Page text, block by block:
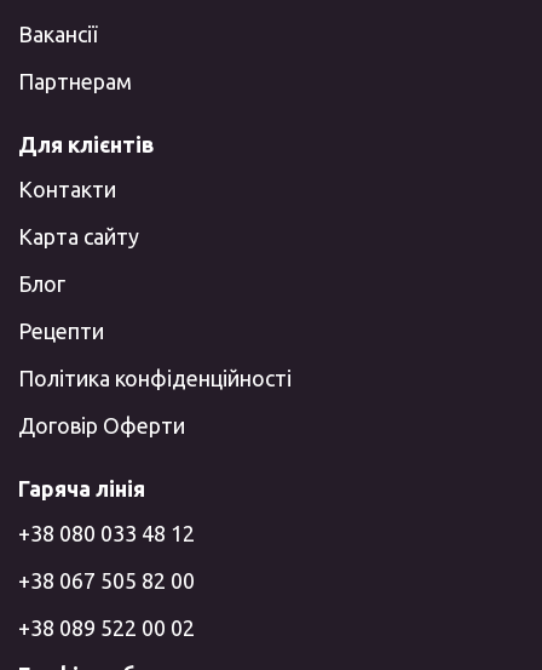
Вакансії
Партнерам
Для клієнтів
Контакти
Карта сайту
Блог
Рецепти
Політика конфіденційності
Договір Оферти
Гаряча лінія
+38 080 033 48 12
+38 067 505 82 00
+38 089 522 00 02